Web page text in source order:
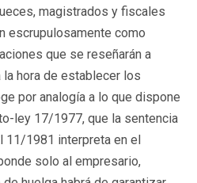
magistrados y fiscales
escrupulosamente como
que se reseñarán a
la hora de establecer los
por analogía a lo que dispone
ley 17/1977, que la sentencia
11/1981 interpreta en el
solo al empresario,